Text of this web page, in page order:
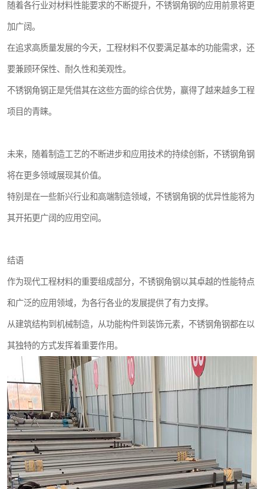
随着各行业对材料性能要求的不断提升，不锈钢角钢的应用前景将更
加广阔。
在追求高质量发展的今天，工程材料不仅要满足基本的功能需求，还
要兼顾环保性、耐久性和美观性。
不锈钢角钢正是凭借其在这些方面的综合优势，赢得了越来越多工程
项目的青睐。
未来，随着制造工艺的不断进步和应用技术的持续创新，不锈钢角钢
将在更多领域展现其价值。
特别是在一些新兴行业和高端制造领域，不锈钢角钢的优异性能将为
其开拓更广阔的应用空间。
结语
作为现代工程材料的重要组成部分，不锈钢角钢以其卓越的性能特点
和广泛的应用领域，为各行各业的发展提供了有力支撑。
从建筑结构到机械制造，从功能构件到装饰元素，不锈钢角钢都在以
其独特的方式发挥着重要作用。